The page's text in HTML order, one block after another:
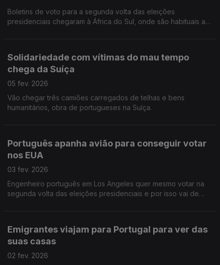
Boletins de voto para a segunda volta das eleições
presidenciais chegaram à África do Sul, onde são habituais as
Solidariedade com vítimas do mau tempo
chega da Suíça
05 fev. 2026
Vão chegar três camiões carregados de telhas e bens
humanitários, obra de portugueses na Suíça.
Português apanha avião para conseguir votar
nos EUA
03 fev. 2026
Engenheiro português em Los Angeles quer mesmo votar na
segunda volta das eleições presidenciais e por isso vai de
Emigrantes viajam para Portugal para ver das
suas casas
02 fev. 2026